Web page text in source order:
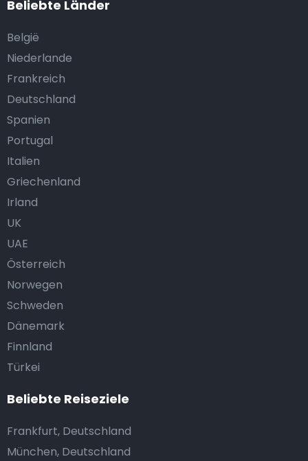
Beliebte Länder
België
Niederlande
Frankreich
Deutschland
Spanien
Portugal
Italien
Griechenland
Irland
UK
UAE
Österreich
Norwegen
Schweden
Dänemark
Finnland
Türkei
Beliebte Reiseziele
Frankfurt, Deutschland
München, Deutschland